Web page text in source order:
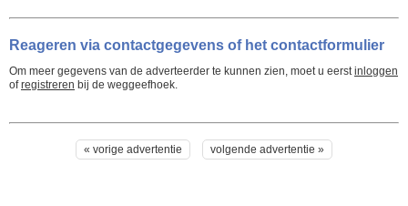
Reageren via contactgegevens of het contactformulier
Om meer gegevens van de adverteerder te kunnen zien, moet u eerst inloggen
ofregistreren bij de weggeefhoek.
« vorige advertentie volgende advertentie »